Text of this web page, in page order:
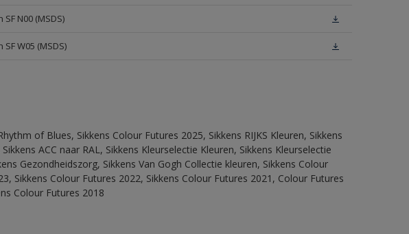
N00 (MSDS)
W05 (MSDS)
of Blues, Sikkens Colour Futures 2025, Sikkens RIJKS Kleuren, Sikkens
ACC naar RAL, Sikkens Kleurselectie Kleuren, Sikkens Kleurselectie
Gezondheidszorg, Sikkens Van Gogh Collectie kleuren, Sikkens Colour
Sikkens Colour Futures 2022, Sikkens Colour Futures 2021, Colour Futures
Colour Futures 2018